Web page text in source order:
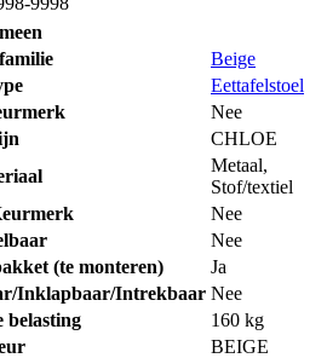
Beige
Eettafelstoel
Nee
CHLOE
Metaal,
Stof/textiel
Nee
Nee
(te monteren)
Ja
Inklapbaar/Intrekbaar Nee
belasting
160 kg
BEIGE